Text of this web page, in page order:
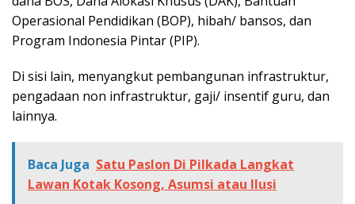
Operasional Pendidikan (BOP), hibah/ bansos, dan
Program Indonesia Pintar (PIP).
Di sisi lain, menyangkut pembangunan infrastruktur,
pengadaan non infrastruktur, gaji/ insentif guru, dan
lainnya.
Baca Juga Satu Paslon Di Pilkada Langkat
Lawan Kotak Kosong, Asumsi atau Ilusi